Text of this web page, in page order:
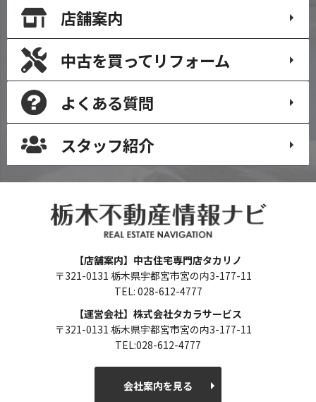
店舗案内
中古を買ってリフォーム
よくある質問
スタッフ紹介
【店舗案内】中古住宅専門店タカリノ
〒321-0131 栃木県宇都宮市宮の内3-177-11
TEL: 028-612-4777
【運営会社】株式会社タカラサービス
〒321-0131 栃木県宇都宮市宮の内3-177-11
TEL:028-612-4777
会社案内を見る